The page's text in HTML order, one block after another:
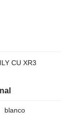
CU XR3
blanco